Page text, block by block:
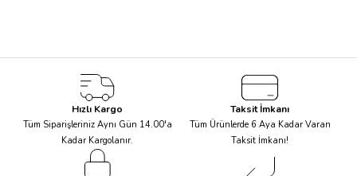
Hızlı Kargo
Tüm Siparişleriniz Aynı Gün 14.00'a
Kadar Kargolanır.
Taksit İmkanı
Tüm Ürünlerde 6 Aya Kadar Varan
Taksit İmkanı!